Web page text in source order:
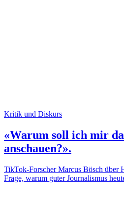
Kritik und Diskurs
«Warum soll ich mir
anschauen?».
TikTok-Forscher Marcus Bösch über
Frage, warum guter Journalismus